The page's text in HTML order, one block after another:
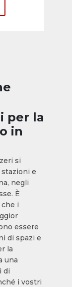
per la
in
si
e
negli
È
i
essere
di spazi e
la
una
di
i vostri